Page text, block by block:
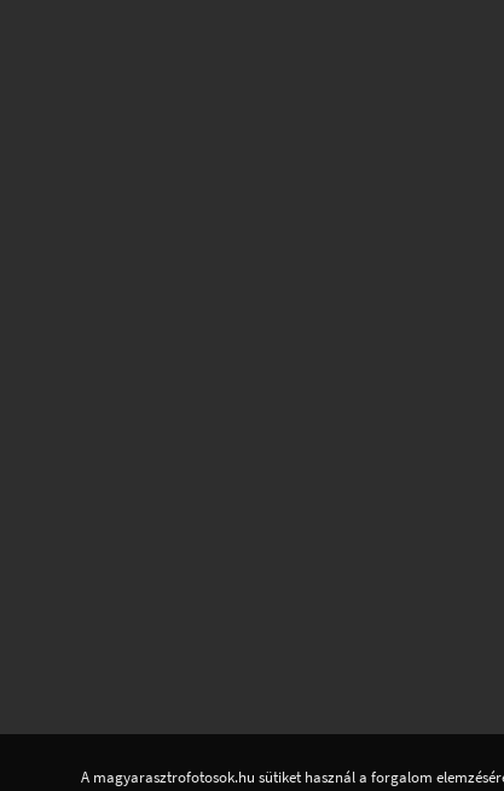
A magyarasztrofotosok.hu sütiket használ a forgalom